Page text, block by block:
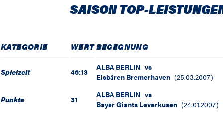
SAISON TOP-
KATEGORIE WERTBEGEGNUNG
Spielzeit 46:13 ALBA BERLIN vs
Eisbären Bremerhaven (25.03.2007)
Punkte 31 ALBA BERLIN vs
Bayer Giants Leverkusen (24.01.2007)